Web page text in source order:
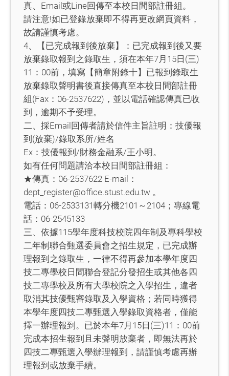
真、Email或Line回傳至本校日間部註冊組。
請注意!如已登錄放棄即不得再更改網頁資料，
故請謹慎考慮。
4、【已完成報到後放棄】：已完成報到後又要
放棄錄取報到之錄取生，須在本年7月15日(三)
11：00前，填寫【簡章附錄十】已報到錄取生
放棄錄取聲明書後直接傳真至本校日間部註冊
組(Fax：06-2537622)，並以電話確認傳真已收
到，逾期不予受理。
二、採Email回傳者請於信件主旨註明：技優報
到(放棄)/錄取系所/姓名
Ex：技優報到/財務金融系/王小明。
如有任何問題請洽本校日間部註冊組：
★傳真：06-2537622 E-mail：
dept_register@office.stust.edu.tw 。
電話：06-2533131轉分機2101～2104；專線電
話：06-2545133
三、依據115學年度科技校院四年制及專科學校
二年制聯合甄選委員會之招生規定，已完成辦
理報到之錄取生，一律不得再參加本學年度四
技二專學校日間聯合登記分發招生或其他各四
技二專學校及所有大學校院之入學招生，違者
取消其技優甄審錄取及入學資格；若同時獲得
本學年度四技二專甄選入學錄取資格者，僅能
擇一辦理報到。已於本年7月15日(三)11：00前
完成本招生報到且未聲明放棄者，即無法再於
四技二專甄選入學辦理報到，請謹慎考慮再辦
理報到或放棄手續。